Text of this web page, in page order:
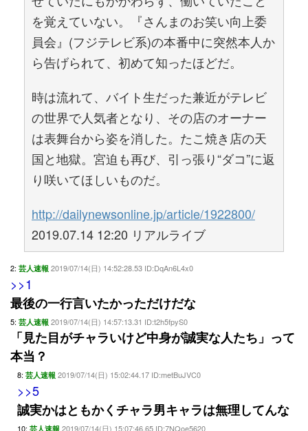
を覚えていない。『さんまのお笑い向上委
員会』(フジテレビ系)の本番中に突然本人か
ら告げられて、初めて知ったほどだ。
時は流れて、バイト生だった兼近がテレビ
の世界で人気者となり、その店のオーナー
は表舞台から姿を消した。たこ焼き店の天
国と地獄。宮迫も再び、引っ張り“ダコ”に返
り咲いてほしいものだ。
http://dailynewsonline.jp/article/1922800/
2019.07.14 12:20 リアルライブ
2: 芸人速報 2019/07/14(日) 14:52:28.53 ID:DqAn6L4x0
>>1
最後の一行言いたかっただけだな
5: 芸人速報 2019/07/14(日) 14:57:13.31 ID:t2h5fpyS0
「見た目がチャラいけど中身が誠実な人たち」って
本当？
8: 芸人速報 2019/07/14(日) 15:02:44.17 ID:metBuJVC0
>>5
誠実かはともかくチャラ男キャラは無理してんな
10: 芸人速報 2019/07/14(日) 15:07:46.65 ID:7NQoe5620